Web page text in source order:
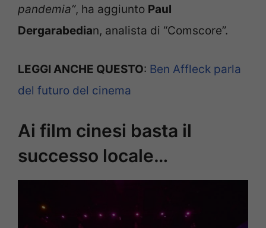
pandemia”, ha aggiunto Paul
Dergarabedian, analista di “Comscore”.
LEGGI ANCHE QUESTO: Ben Affleck parla
del futuro del cinema
Ai film cinesi basta il
successo locale…